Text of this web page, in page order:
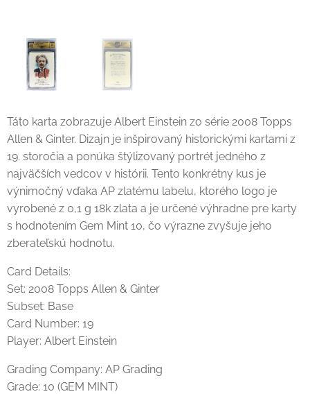
Táto karta zobrazuje Albert Einstein zo série 2008 Topps
Allen & Ginter. Dizajn je inšpirovaný historickými kartami z
19. storočia a ponúka štýlizovaný portrét jedného z
najväčších vedcov v histórii. Tento konkrétny kus je
výnimočný vďaka AP zlatému labelu, ktorého logo je
vyrobené z 0,1 g 18k zlata a je určené výhradne pre karty
s hodnotením Gem Mint 10, čo výrazne zvyšuje jeho
zberateľskú hodnotu.
Card Details:
Set: 2008 Topps Allen & Ginter
Subset: Base
Card Number: 19
Player: Albert Einstein
Grading Company: AP Grading
Grade: 10 (GEM MINT)